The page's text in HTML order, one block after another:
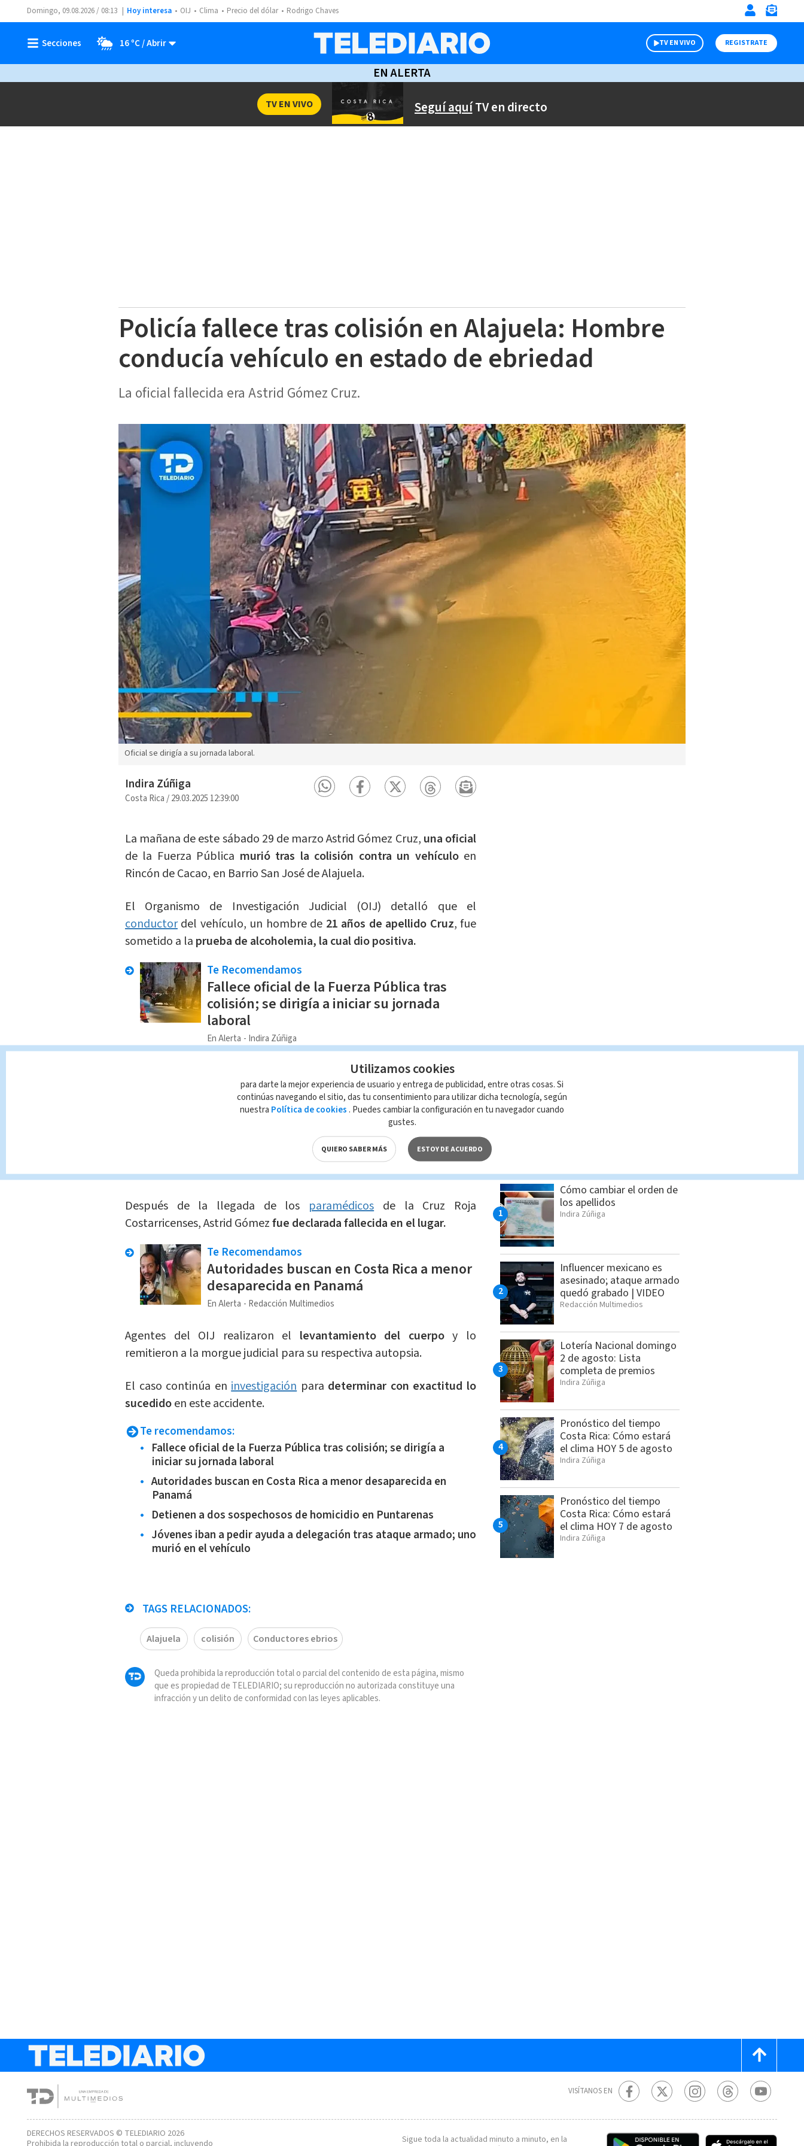
Domingo, 09.08.2026 / 08:13 Hoy interesa OIJ Clima Precio del dólar Rodrigo Chaves
16 ºC TV EN VIVO REGISTRATE
EN ALERTA
Seguí aquíTV en directo
TV EN VIVO
Policía fallece tras colisión en Alajuela: Hombre
conducía vehículo en estado de ebriedad
La oficial fallecida era Astrid Gómez Cruz.
Oficial se dirigía a su jornada laboral.
Indira Zúñiga
Costa Rica/29.03.2025 12:39:00
La mañana de este sábado 29 de marzo Astrid Gómez Cruz, una oficial
de la Fuerza Pública murió tras la colisión contra un vehículoen
Rincón de Cacao, en Barrio San José de Alajuela.
El Organismo de Investigación Judicial (OIJ) detalló que el
conductor del vehículo, un hombre de 21 años de apellido Cruz, fue
sometido a la prueba de alcoholemia, la cual dio positiva.
Te Recomendamos
Fallece oficial de la Fuerza Pública tras
colisión; se dirigía a iniciar su jornada
laboral
En Alerta Indira Zúñiga
disposición del Ministerio Públicopara el
judicial.
Según informó el Ministerio de Seguridad Pública, la oficial, quien
trabajaba en la Delegación Policial de Poás,
se dirigía a iniciar su
en su motocicleta cuando colisionó con un vehículo
alrededor de las 6:50 a.m.
Después de la llegada de los paramédicos de la Cruz Roja
Costarricenses, Astrid Gómezfue declarada fallecida en el lugar.
Te Recomendamos
Autoridades buscan en Costa Rica a menor
desaparecida en Panamá
En Alerta Redacción Multimedios
Agentes del OIJ realizaron el levantamiento del cuerpoy lo
remitieron a la morgue judicial para su respectiva autopsia.
El caso continúa eninvestigación para determinar con exactitud lo
sucedidoen este accidente.
Te recomendamos:
Fallece oficial de la Fuerza Pública tras colisión; se dirigía a
iniciar su jornada laboral
Autoridades buscan en Costa Rica a menor desaparecida en
Panamá
Detienen a dos sospechosos de homicidio en Puntarenas
Jóvenes iban a pedir ayuda a delegación tras ataque armado; uno
murió en el vehículo
TAGS RELACIONADOS:
Alajuela colisión Conductores ebrios
Queda prohibida la reproducción total o parcial del contenido de esta página, mismo
que es propiedad de TELEDIARIO; su reproducción no autorizada constituye una
infracción y un delito de conformidad con las leyes aplicables.
Cómo cambiar el orden de
los apellidos
Indira Zúñiga
Influencer mexicano es
asesinado; ataque armado
quedó grabado | VIDEO
Redacción Multimedios
Lotería Nacional domingo
2 de agosto: Lista
completa de premios
Indira Zúñiga
Pronóstico del tiempo
Costa Rica: Cómo estará
el clima HOY 5 de agosto
Indira Zúñiga
Pronóstico del tiempo
Costa Rica: Cómo estará
el clima HOY 7 de agosto
Indira Zúñiga
DERECHOS RESERVADOS © TELEDIARIO 2026
VISÍTANOS EN
Sigue toda la actualidad minuto a minuto, en la
Utilizamos cookies
para darte la mejor experiencia de usuario y entrega de publicidad, entre otras cosas. Si
continúas navegando el sitio, das tu consentimiento para utilizar dicha tecnología, según
nuestra Política de cookies . Puedes cambiar la configuración en tu navegador cuando
gustes.
QUIERO SABER MÁS ESTOY DE ACUERDO